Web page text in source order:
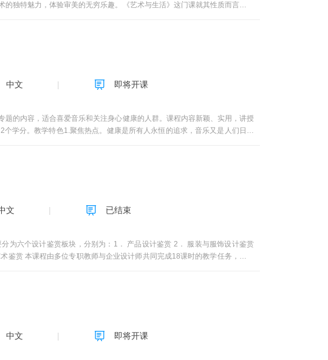
独特魅力，体验审美的无穷乐趣。《艺术与生活》这门课就其性质而言是艺
；4）语言艺术赏析——文学（诗歌、散文、小说等）；5）综合艺术赏析
绘画可分为中国画赏析、油画赏析、版画赏析，环境艺术可分为景观设计、
备先锋性和探索性；着力于将课程与产业结合，将理论与实践结合，其中
峰、杨邦胜、费晓华等众多一线设计师的访谈和设计案例，力争做到融会贯
界。首先，将通过“艺术与生活导论”模块，深入探讨艺术的特征、功能及与
后的文化内涵。然后走进版画历史中重读经典，感受版画艺术，体验这门间
装的艺术感知力，培养着装的审美情趣及对服装的欣赏和设计能力，这对于
术爱好者，还是艺术专业的学生，或是希望提升生活品质的普通人，这门课
3.3-3.4第8周 第3讲 陈设艺术赏析 3.5第9周 第3讲 陈设艺术赏析 3.6第
第3讲 参观展览 3.9（走出课堂部分）第13周 第4讲 服装赏析 4.1-4.2第
中文 即将开课
的内容，适合喜爱音乐和关注身心健康的人群。课程内容新颖、实用，讲授
学分。教学特色1.聚焦热点。健康是所有人永恒的追求，音乐又是人们日常
们关注的音乐与治疗，音乐胎教以及音乐养生等方面的热点话题，并从实践
运用大量高水平的由专业演奏家和演唱家的现场实录视频和采访花絮（都是
易被不同文化层次的人群理解。
文 已结束
为六个设计鉴赏板块，分别为：1． 产品设计鉴赏 2． 服装与服饰设计鉴赏
赏 本课程由多位专职教师与企业设计师共同完成18课时的教学任务，主要
中文 即将开课